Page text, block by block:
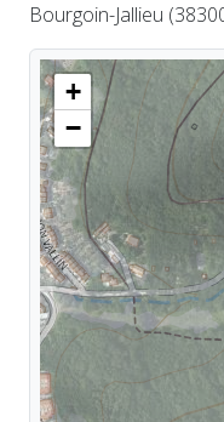
Bourgoin-Jallieu
+
−